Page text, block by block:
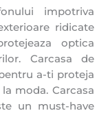
impotriva
ridicate
optica
Carcasa de
a-ti proteja
moda. Carcasa
un must-have